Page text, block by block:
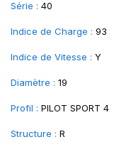
Série : 40
Indice de Charge : 93
Indice de Vitesse : Y
Diamètre : 19
Profil : PILOT SPORT 4
Structure : R